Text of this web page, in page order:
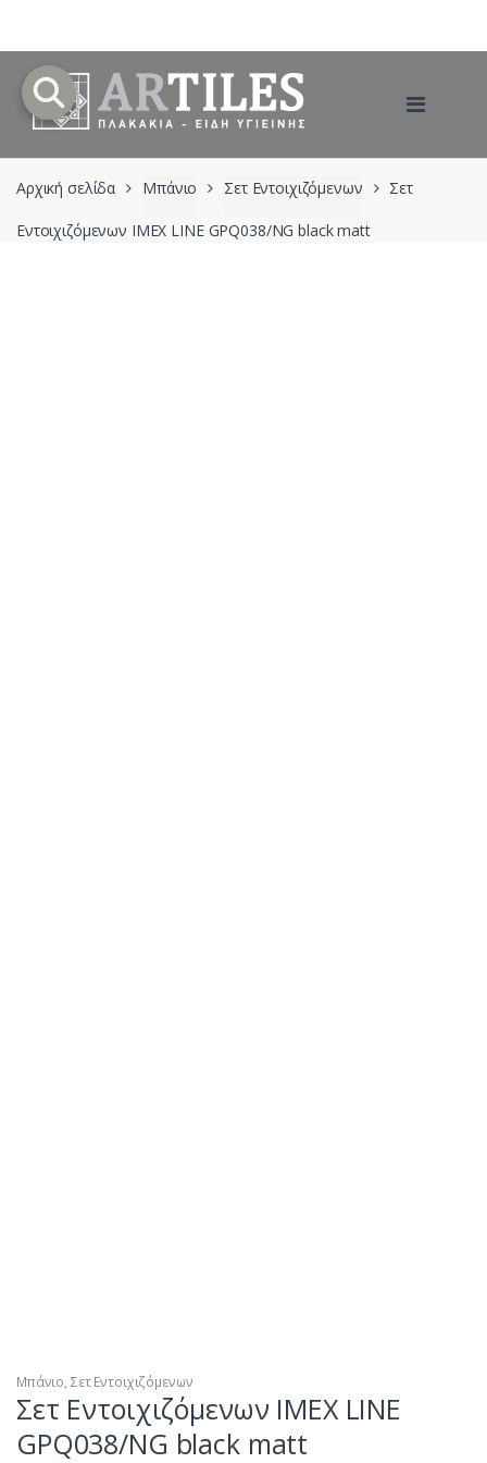
navigation
content
Αρχική σελίδα Μπάνιο Σετ Εντοιχιζόμενων Σετ
Εντοιχιζόμενων IMEX LINE GPQ038/NG black matt
Μπάνιο, Σετ Εντοιχιζόμενων
Σετ Εντοιχιζόμενων IMEX LINE
GPQ038/NG black matt